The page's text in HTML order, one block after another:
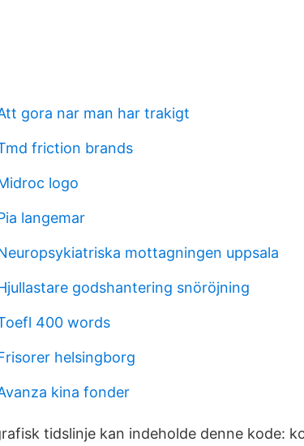
gora nar man har trakigt
friction brands
logo
langemar
mottagningen uppsala
godshantering snöröjning
400 words
helsingborg
kina fonder
tidslinje kan indeholde denne kode: